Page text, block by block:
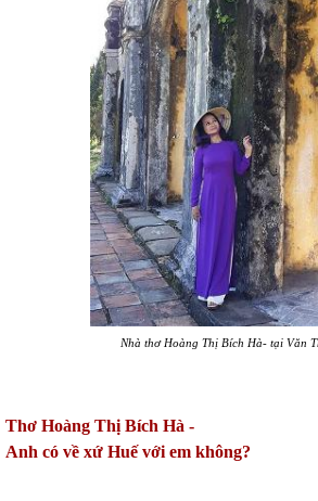
Nhà thơ Hoàng Thị Bích Hà- tại Văn
Thơ Hoàng Thị Bích Hà -
Anh có về xứ Huế với em không?